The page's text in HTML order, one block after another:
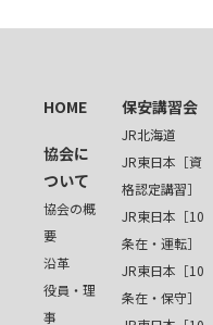
HOME
協会に
ついて
協会の概
要
沿革
役員・理
事
保安講習会
JR北海道
JR東日本［資
格認定講習］
JR東日本［10
条在・運転］
JR東日本［10
条在・保守］